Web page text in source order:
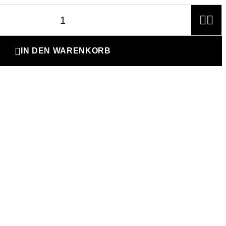

 IN DEN WARENKORB